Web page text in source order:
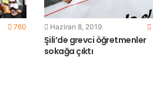
760 Haziran 8, 2019
Şili’de grevci öğretmenler
sokağa çıktı